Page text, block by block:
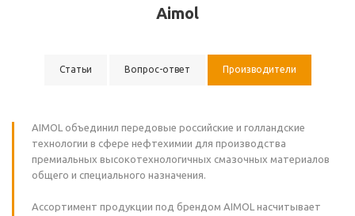
Aimol
Статьи Вопрос-ответ Производители
AIMOL объединил передовые российские и голландские
технологии в сфере нефтехимии для производства
премиальных высокотехнологичных смазочных материалов
общего и специального назначения.
Ассортимент продукции под брендом AIMOL насчитывает